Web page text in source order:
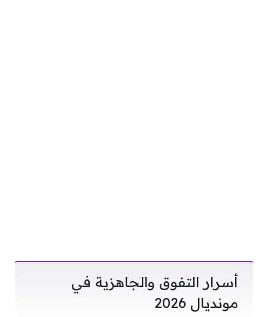
أسرار التفوق والجاهزية في
مونديال 2026